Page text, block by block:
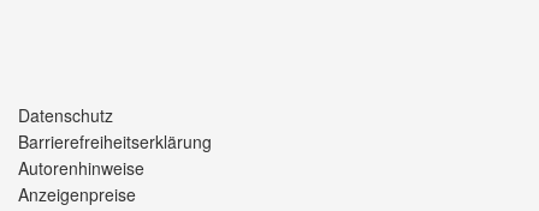
Datenschutz
Barrierefreiheitserklärung
Autorenhinweise
Anzeigenpreise